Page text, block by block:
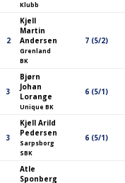
Klubb
2
Kjell
Martin
Andersen
Grenland
BK
7 (5/2)
3
Bjørn
Johan
Lorange
Unique BK
6 (5/1)
3
Kjell Arild
Pedersen
Sarpsborg
SBK
6 (5/1)
Atle
Sponberg